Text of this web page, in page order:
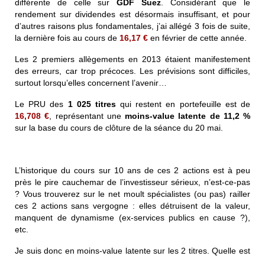
différente de celle sur GDF Suez. Considérant que le
rendement sur dividendes est désormais insuffisant, et pour
d’autres raisons plus fondamentales, j’ai allégé 3 fois de suite,
la dernière fois au cours de 16,17 € en février de cette année.
Les 2 premiers allègements en 2013 étaient manifestement
des erreurs, car trop précoces. Les prévisions sont difficiles,
surtout lorsqu’elles concernent l’avenir…
Le PRU des 1 025 titresqui restent en portefeuille est de
16,708 € , représentant une moins-value latente de 11,2 %
sur la base du cours de clôture de la séance du 20 mai.
L’historique du cours sur 10 ans de ces 2 actions est à peu
près le pire cauchemar de l’investisseur sérieux, n’est-ce-pas
? Vous trouverez sur le net moult spécialistes (ou pas) railler
ces 2 actions sans vergogne : elles détruisent de la valeur,
manquent de dynamisme (ex-services publics en cause ?),
etc.
Je suis donc en moins-value latente sur les 2 titres. Quelle est